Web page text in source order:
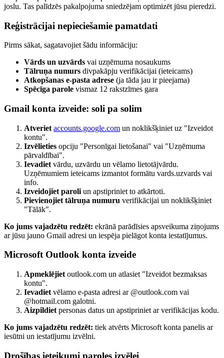
joslu. Tas palīdzēs pakalpojuma sniedzējam optimizēt jūsu pieredzi.
Reģistrācijai nepieciešamie pamatdati
Pirms sākat, sagatavojiet šādu informāciju:
Vārds un uzvārds vai uzņēmuma nosaukums
Tālruņa numurs divpakāpju verifikācijai (ieteicams)
Atkopšanas e-pasta adrese (ja tāda jau ir pieejama)
Spēcīga parole vismaz 12 rakstzīmes gara
Gmail konta izveide: soli pa solim
Atveriet accounts.google.com un noklikšķiniet uz "Izveidot
kontu".
Izvēlieties opciju "Personīgai lietošanai" vai "Uzņēmuma
pārvaldībai".
Ievadiet vārdu, uzvārdu un vēlamo lietotājvārdu.
Uzņēmumiem ieteicams izmantot formātu vards.uzvards vai
info.
Izveidojiet paroli un apstipriniet to atkārtoti.
Pievienojiet tālruņa numuru verifikācijai un noklikšķiniet
"Tālāk".
Ko jums vajadzētu redzēt: ekrānā parādīsies apsveikuma ziņojums
ar jūsu jauno Gmail adresi un iespēja pielāgot konta iestatījumus.
Microsoft Outlook konta izveide
Apmeklējiet outlook.com un atlasiet "Izveidot bezmaksas
kontu".
Ievadiet vēlamo e-pasta adresi ar @outlook.com vai
@hotmail.com galotni.
Aizpildiet personas datus un apstipriniet ar verifikācijas kodu.
Ko jums vajadzētu redzēt: tiek atvērts Microsoft konta panelis ar
iesūtni un iestatījumu izvēlni.
Drošības ieteikumi paroles izvēlei